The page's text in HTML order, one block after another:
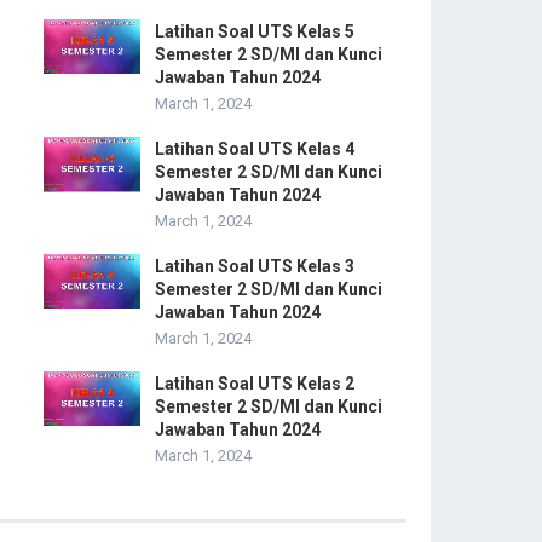
Latihan Soal UTS Kelas 5
Semester 2 SD/MI dan Kunci
Jawaban Tahun 2024
March 1, 2024
Latihan Soal UTS Kelas 4
Semester 2 SD/MI dan Kunci
Jawaban Tahun 2024
March 1, 2024
Latihan Soal UTS Kelas 3
Semester 2 SD/MI dan Kunci
Jawaban Tahun 2024
March 1, 2024
Latihan Soal UTS Kelas 2
Semester 2 SD/MI dan Kunci
Jawaban Tahun 2024
March 1, 2024